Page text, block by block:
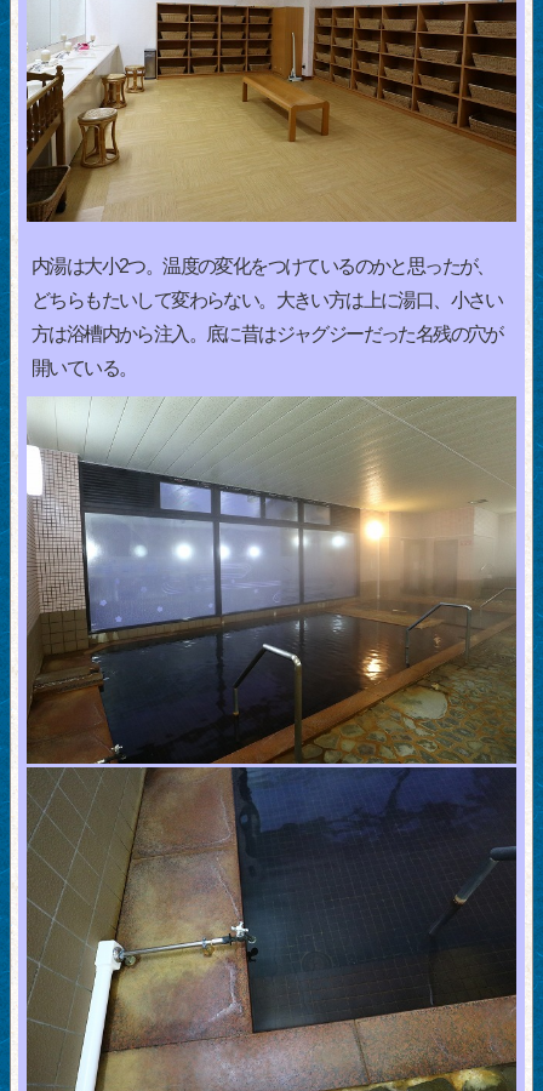
内湯は大小2つ。温度の変化をつけているのかと思ったが、
どちらもたいして変わらない。大きい方は上に湯口、小さい
方は浴槽内から注入。底に昔はジャグジーだった名残の穴が
開いている。